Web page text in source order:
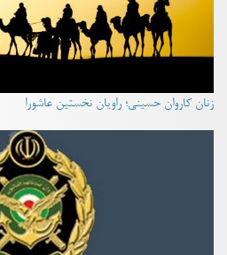
زنان کاروان حسینی؛ راویان نخستین عاشورا